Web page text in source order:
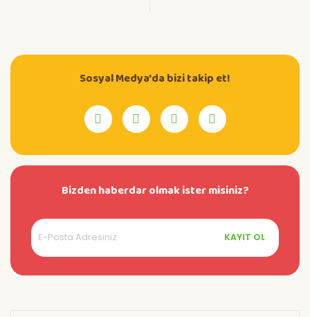
Sosyal Medya'da bizi takip et!
Bizden haberdar olmak ister misiniz?
KAYIT OL